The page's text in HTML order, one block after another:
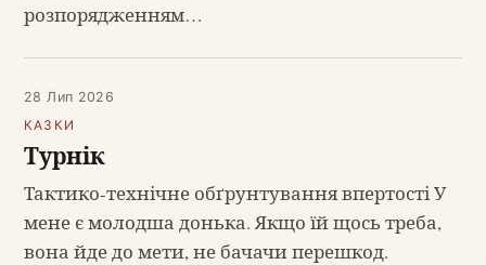
розпорядженням…
28 Лип 2026
КАЗКИ
Турнік
Тактико-технічне обґрунтування впертості У
мене є молодша донька. Якщо їй щось треба,
вона йде до мети, не бачачи перешкод.